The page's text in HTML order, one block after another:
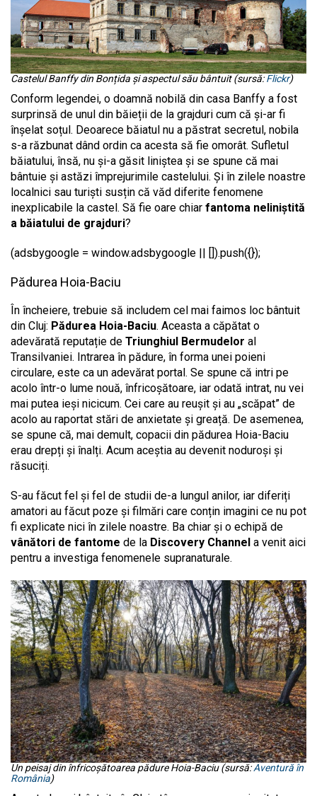
Castelul Banffy din Bonțida și aspectul său bântuit (sursă:Flickr)
Conform legendei, o doamnă nobilă din casa Banffy a fost
surprinsă de unul din băieții de la grajduri cum că și-ar fi
înșelat soțul. Deoarece băiatul nu a păstrat secretul, nobila
s-a răzbunat dând ordin ca acesta să fie omorât. Sufletul
băiatului, însă, nu și-a găsit liniștea și se spune că mai
bântuie și astăzi împrejurimile castelului. Și în zilele noastre
localnici sau turiști susțin că văd diferite fenomene
inexplicabile la castel. Să fie oare chiar fantoma neliniștită
a băiatului de grajduri?
(adsbygoogle = window.adsbygoogle || []).push({});
Pădurea Hoia-Baciu
În încheiere, trebuie să includem cel mai faimos loc bântuit
din Cluj: Pădurea Hoia-Baciu. Aceasta a căpătat o
adevărată reputație de Triunghiul Bermudelor al
Transilvaniei. Intrarea în pădure, în forma unei poieni
circulare, este ca un adevărat portal. Se spune că intri pe
acolo într-o lume nouă, înfricoșătoare, iar odată intrat, nu vei
mai putea ieși nicicum. Cei care au reușit și au „scăpat” de
acolo au raportat stări de anxietate și greață. De asemenea,
se spune că, mai demult, copacii din pădurea Hoia-Baciu
erau drepți și înalți. Acum aceștia au devenit noduroși și
răsuciți.
S-au făcut fel și fel de studii de-a lungul anilor, iar diferiți
amatori au făcut poze și filmări care conțin imagini ce nu pot
fi explicate nici în zilele noastre. Ba chiar și o echipă de
vânători de fantome de la Discovery Channel a venit aici
pentru a investiga fenomenele supranaturale.
Un peisaj din înfricoșătoarea pădure Hoia-Baciu (sursă:Aventură în
România)